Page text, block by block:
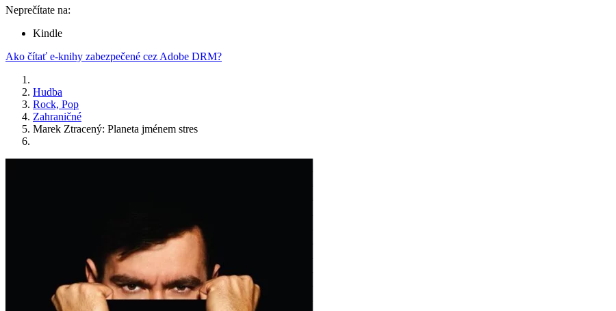
Neprečítate na:
Kindle
Ako čítať e-knihy zabezpečené cez Adobe DRM?
Hudba
Rock, Pop
Zahraničné
Marek Ztracený: Planeta jménem stres